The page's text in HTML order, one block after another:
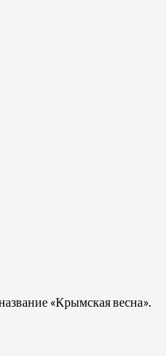
«Крымская весна».